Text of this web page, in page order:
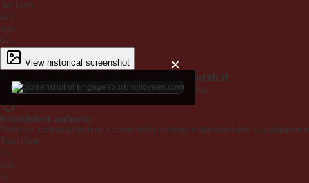
Ref Dom
472
Age
6y
View historical screenshot ×
Why EngageYourEmployees.com is worth it
Every claim below is backed by verified third-party data.
Established authority
Premium .com extension on a name that's instantly understandable — a
Trust Flow
23
Age
6y